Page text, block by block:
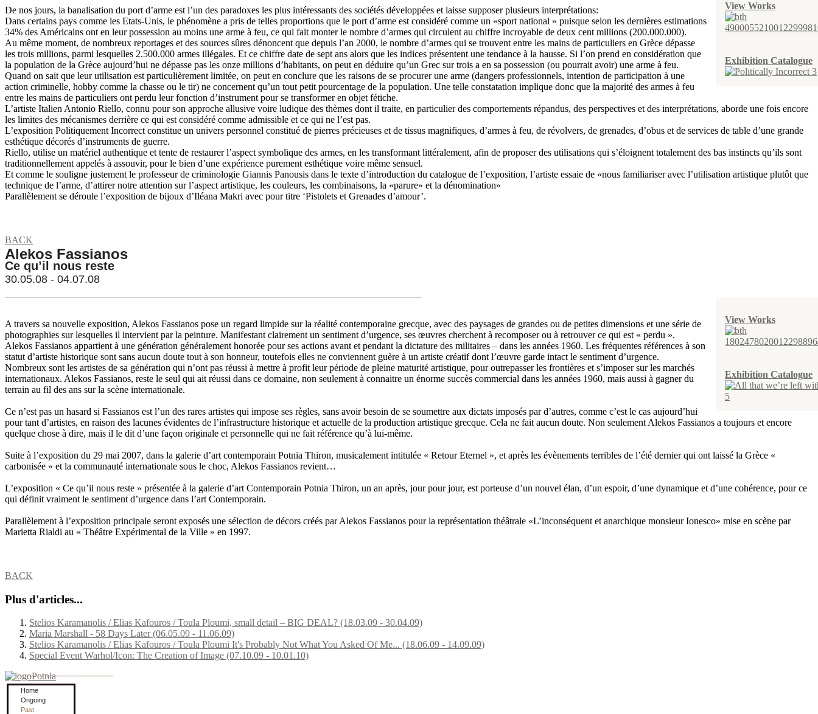
View Works
Exhibition Catalogue
De nos jours, la banalisation du port d’arme est l’un des paradoxes les plus intéressants des sociétés développées et laisse supposer plusieurs interprétations:
Dans certains pays comme les Etats-Unis, le phénomène a pris de telles proportions que le port d’arme est considéré comme un «sport national » puisque selon les dernières estimations
34% des Américains ont en leur possession au moins une arme à feu, ce qui fait monter le nombre d’armes qui circulent au chiffre incroyable de deux cent millions (200.000.000).
Au même moment, de nombreux reportages et des sources sûres dénoncent que depuis l’an 2000, le nombre d’armes qui se trouvent entre les mains de particuliers en Grèce dépasse
les trois millions, parmi lesquelles 2.500.000 armes illégales. Et ce chiffre date de sept ans alors que les indices présentent une tendance à la hausse. Si l’on prend en considération que
la population de la Grèce aujourd’hui ne dépasse pas les onze millions d’habitants, on peut en déduire qu’un Grec sur trois a en sa possession (ou pourrait avoir) une arme à feu.
Quand on sait que leur utilisation est particulièrement limitée, on peut en conclure que les raisons de se procurer une arme (dangers professionnels, intention de participation à une
action criminelle, hobby comme la chasse ou le tir) ne concernent qu’un tout petit pourcentage de la population. Une telle constatation implique donc que la majorité des armes à feu
entre les mains de particuliers ont perdu leur fonction d’instrument pour se transformer en objet fétiche.
L’artiste Italien Antonio Riello, connu pour son approche allusive voire ludique des thèmes dont il traite, en particulier des comportements répandus, des perspectives et des interprétations, aborde une fois encore
les limites des mécanismes derrière ce qui est considéré comme admissible et ce qui ne l’est pas.
L’exposition Politiquement Incorrect constitue un univers personnel constitué de pierres précieuses et de tissus magnifiques, d’armes à feu, de révolvers, de grenades, d’obus et de services de table d’une grande
esthétique décorés d’instruments de guerre.
Riello, utilise un matériel authentique et tente de restaurer l’aspect symbolique des armes, en les transformant littéralement, afin de proposer des utilisations qui s’éloignent totalement des bas instincts qu’ils sont
traditionnellement appelés à assouvir, pour le bien d’une expérience purement esthétique voire même sensuel.
Et comme le souligne justement le professeur de criminologie Giannis Panousis dans le texte d’introduction du catalogue de l’exposition, l’artiste essaie de «nous familiariser avec l’utilisation artistique plutôt que
technique de l’arme, d’attirer notre attention sur l’aspect artistique, les couleurs, les combinaisons, la «parure» et la dénomination»
Parallèlement se déroule l’exposition de bijoux d’Iléana Makri avec pour titre ‘Pistolets et Grenades d’amour’.
BACK
Alekos Fassianos
Ce qu’il nous reste
30.05.08 - 04.07.08
View Works
Exhibition Catalogue
A travers sa nouvelle exposition, Alekos Fassianos pose un regard limpide sur la réalité contemporaine grecque, avec des paysages de grandes ou de petites dimensions et une série de
photographies sur lesquelles il intervient par la peinture. Manifestant clairement un sentiment d’urgence, ses œuvres cherchent à recomposer ou à retrouver ce qui est « perdu ».
Alekos Fassianos appartient à une génération généralement honorée pour ses actions avant et pendant la dictature des militaires – dans les années 1960. Les fréquentes références à son
statut d’artiste historique sont sans aucun doute tout à son honneur, toutefois elles ne conviennent guère à un artiste créatif dont l’œuvre garde intact le sentiment d’urgence.
Nombreux sont les artistes de sa génération qui n’ont pas réussi à mettre à profit leur période de pleine maturité artistique, pour outrepasser les frontières et s’imposer sur les marchés
internationaux. Alekos Fassianos, reste le seul qui ait réussi dans ce domaine, non seulement à connaitre un énorme succès commercial dans les années 1960, mais aussi à gagner du
terrain au fil des ans sur la scène internationale.
Ce n’est pas un hasard si Fassianos est l’un des rares artistes qui impose ses règles, sans avoir besoin de se soumettre aux dictats imposés par d’autres, comme c’est le cas aujourd’hui
pour tant d’artistes, en raison des lacunes évidentes de l’infrastructure historique et actuelle de la production artistique grecque. Cela ne fait aucun doute. Non seulement Alekos Fassianos a toujours et encore
quelque chose à dire, mais il le dit d’une façon originale et personnelle qui ne fait référence qu’à lui-même.
Suite à l’exposition du 29 mai 2007, dans la galerie d’art contemporain Potnia Thiron, musicalement intitulée « Retour Eternel », et après les évènements terribles de l’été dernier qui ont laissé la Grèce «
carbonisée » et la communauté internationale sous le choc, Alekos Fassianos revient…
L’exposition « Ce qu’il nous reste » présentée à la galerie d’art Contemporain Potnia Thiron, un an après, jour pour jour, est porteuse d’un nouvel élan, d’un espoir, d’une dynamique et d’une cohérence, pour ce
qui définit vraiment le sentiment d’urgence dans l’art Contemporain.
Parallèlement à l’exposition principale seront exposés une sélection de décors créés par Alekos Fassianos pour la représentation théâtrale «L’inconséquent et anarchique monsieur Ionesco» mise en scène par
Marietta Rialdi au « Théâtre Expérimental de la Ville » en 1997.
BACK
Plus d'articles...
Stelios Karamanolis / Elias Kafouros / Toula Ploumi, small detail – BIG DEAL? (18.03.09 - 30.04.09)
Maria Marshall - 58 Days Later (06.05.09 - 11.06.09)
Stelios Karamanolis / Elias Kafouros / Toula Ploumi It's Probably Not What You Asked Of Me... (18.06.09 - 14.09.09)
Special Event Warhol/Icon: The Creation of Image (07.10.09 - 10.01.10)
Home
Ongoing
Past